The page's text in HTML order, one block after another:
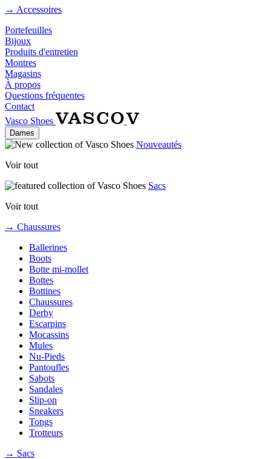
→ Accessoires
Portefeuilles
Bijoux
Produits d'entretien
Montres
Magasins
À propos
Questions fréquentes
Contact
Vasco Shoes
Dames
Nouveautés
Voir tout
Sacs
Voir tout
→ Chaussures
Ballerines
Boots
Botte mi-mollet
Bottes
Bottines
Chaussures
Derby
Escarpins
Mocassins
Mules
Nu-Pieds
Pantoufles
Sabots
Sandales
Slip-on
Sneakers
Tongs
Trotteurs
→ Sacs